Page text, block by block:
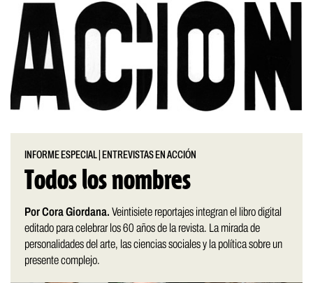
INFORME ESPECIAL ENTREVISTAS EN ACCIÓN
Todos los nombres
Por Cora Giordana. Veintisiete reportajes integran el libro digital
editado para celebrar los 60 años de la revista. La mirada de
personalidades del arte, las ciencias sociales y la política sobre un
presente complejo.